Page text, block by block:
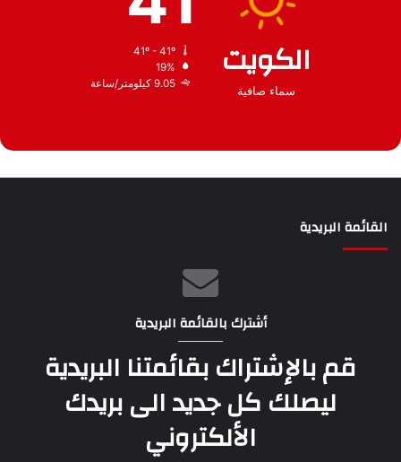
الكويت
سماء صافية
19%
9.05 كيلومتر/ساعة
القائمة البريدية
أشترك بالقائمة البريدية
قم بالإشتراك بقائمتنا البريدية
ليصلك كل جديد الى بريدك
الألكتروني